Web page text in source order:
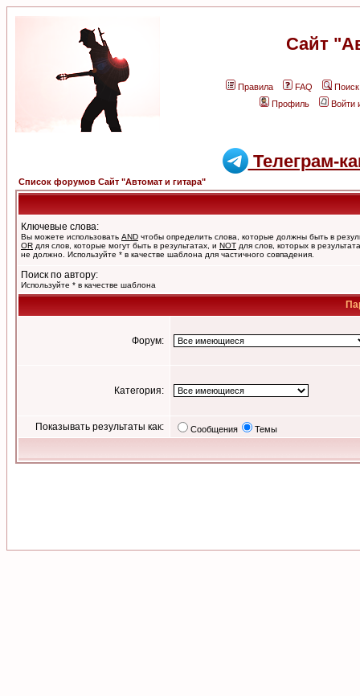
Сайт
Правила FAQ
Поиск
Профиль
Войти
Телеграм-
Список форумов Сайт "Автомат и гитара"
Ключевые слова:
Вы можете использовать AND чтобы определить слова, которые должны быть в
OR для слов, которые могут быть в результатах, и NOT для слов, которых в
не должно. Используйте * в качестве шаблона для частичного совпадения.
Поиск по автору:
Используйте * в качестве шаблона
Форум:
Категория:
Показывать результаты как: Сообщения Темы